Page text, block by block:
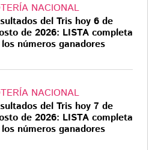
NACIONAL
del Tris hoy 6 de
de 2026: LISTA completa
números ganadores
NACIONAL
del Tris hoy 7 de
de 2026: LISTA completa
números ganadores